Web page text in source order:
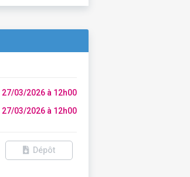
27/03/2026 à 12h00
27/03/2026 à 12h00
Dépôt